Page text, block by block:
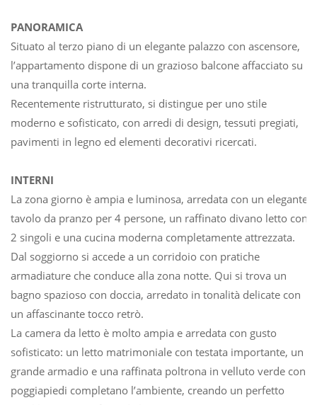
PANORAMICA
Situato al terzo piano di un elegante palazzo con ascensore,
l’appartamento dispone di un grazioso balcone affacciato su
una tranquilla corte interna.
Recentemente ristrutturato, si distingue per uno stile
moderno e sofisticato, con arredi di design, tessuti pregiati,
pavimenti in legno ed elementi decorativi ricercati.
INTERNI
La zona giorno è ampia e luminosa, arredata con un elegante
tavolo da pranzo per 4 persone, un raffinato divano letto con
2 singoli e una cucina moderna completamente attrezzata.
Dal soggiorno si accede a un corridoio con pratiche
armadiature che conduce alla zona notte. Qui si trova un
bagno spazioso con doccia, arredato in tonalità delicate con
un affascinante tocco retrò.
La camera da letto è molto ampia e arredata con gusto
sofisticato: un letto matrimoniale con testata importante, un
grande armadio e una raffinata poltrona in velluto verde con
poggiapiedi completano l’ambiente, creando un perfetto